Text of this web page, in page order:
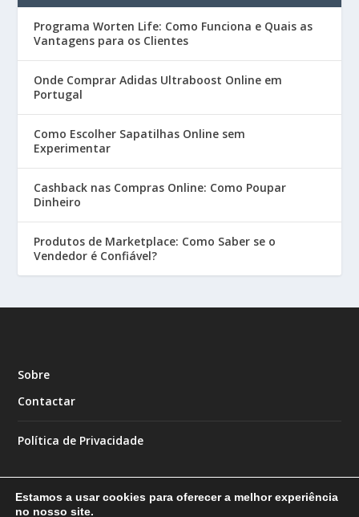
Programa Worten Life: Como Funciona e Quais as
Vantagens para os Clientes
Onde Comprar Adidas Ultraboost Online em
Portugal
Como Escolher Sapatilhas Online sem
Experimentar
Cashback nas Compras Online: Como Poupar
Dinheiro
Produtos de Marketplace: Como Saber se o
Vendedor é Confiável?
Sobre
Contactar
Política de Privacidade
Estamos a usar cookies para oferecer a melhor experiência
no nosso site.